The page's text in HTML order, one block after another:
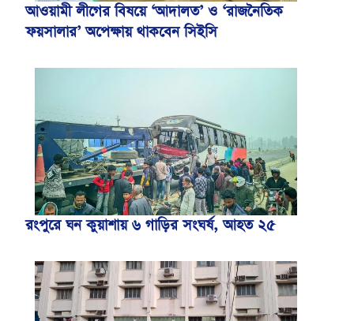
আওয়ামী লীগের বিষয়ে ‘আদালত’ ও ‘রাজনৈতিক
ফয়সালার’ অপেক্ষায় থাকবেন সিইসি
রংপুরে ঘন কুয়াশায় ৬ গাড়ির সংঘর্ষ, আহত ২৫